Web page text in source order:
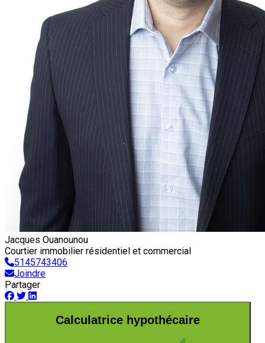
Jacques Ouanounou
Courtier immobilier résidentiel et commercial
5145743406
Joindre
Partager
Calculatrice hypothécaire